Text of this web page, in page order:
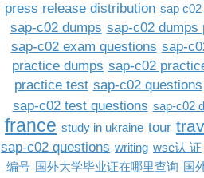
press release distribution sap
sap-c02 dumps sap-c02 dumps
sap-c02 exam questions sap-
practice dumps sap-c02
practice test sap-c02 questions
sap-c02 test questions sap-c02
france study in ukraine tour
sap-c02 questions writing wse认 证
编号 国外大学毕业证在哪里查询 国